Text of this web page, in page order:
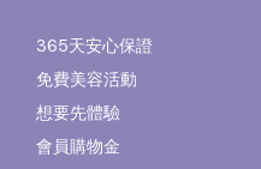
365天安心保證
免費美容活動
想要先體驗
會員購物金